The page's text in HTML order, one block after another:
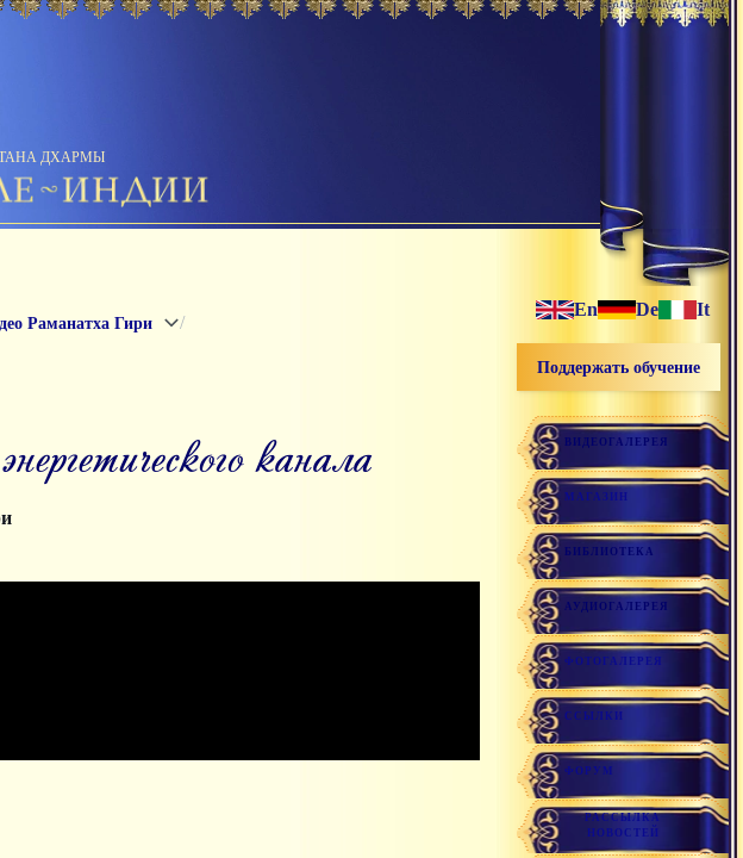
ДХАРМЫ
Раманатха Гири /
канала
En De It
Поддержать обучение
ВИДЕОГАЛЕРЕЯ
МАГАЗИН
БИБЛИОТЕКА
АУДИОГАЛЕРЕЯ
ФОТОГАЛЕРЕЯ
ССЫЛКИ
ФОРУМ
РАССЫЛКА
НОВОСТЕЙ